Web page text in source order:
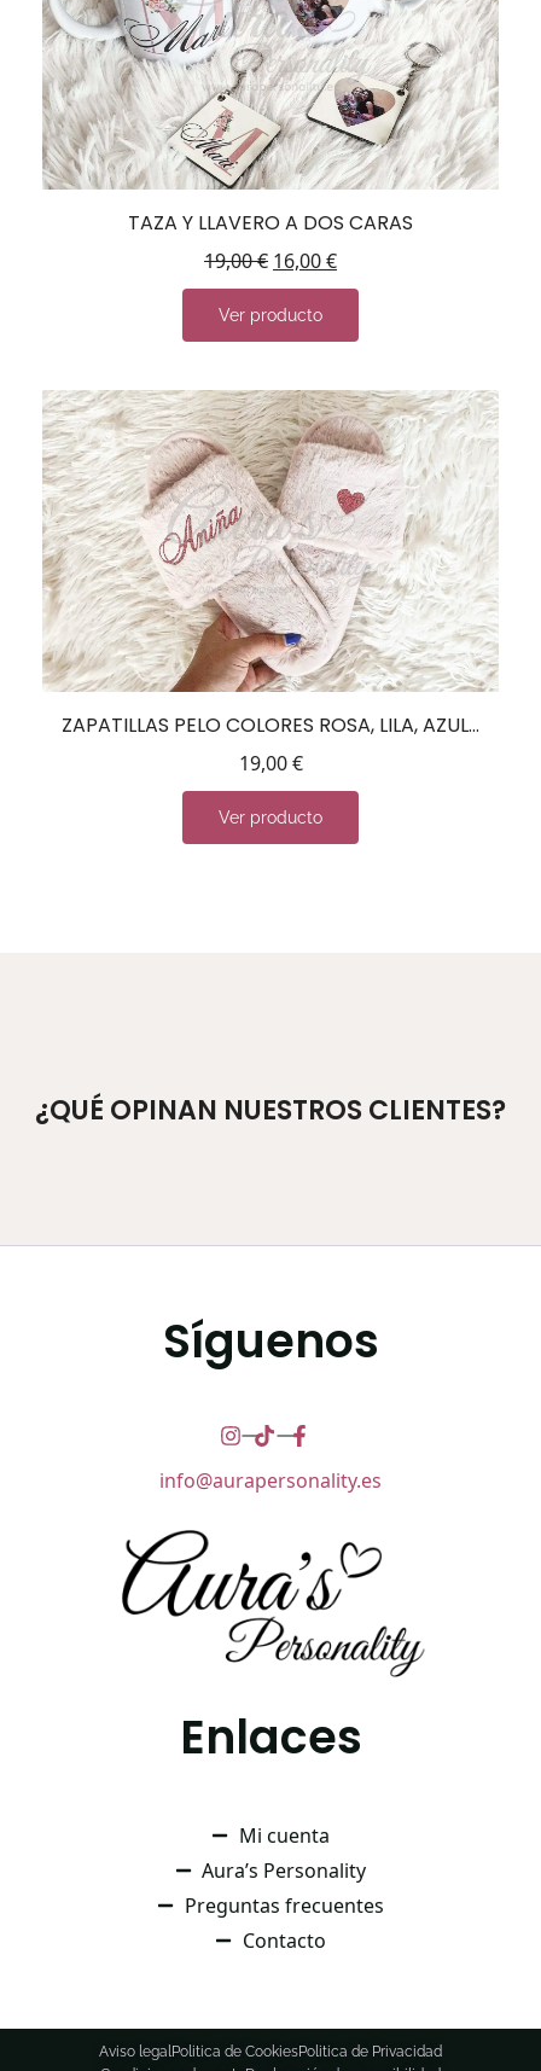
TAZA Y LLAVERO A DOS CARAS
19,00€ 16,00€
Ver producto
ZAPATILLAS PELO COLORES ROSA, LILA, AZUL…
19,00€
Ver producto
¿QUÉ OPINAN NUESTROS CLIENTES?
Síguenos
info@aurapersonality.es
Enlaces
Mi cuenta
Aura’s Personality
Preguntas frecuentes
Contacto
Aviso legalPolitica de CookiesPolitica de Privacidad